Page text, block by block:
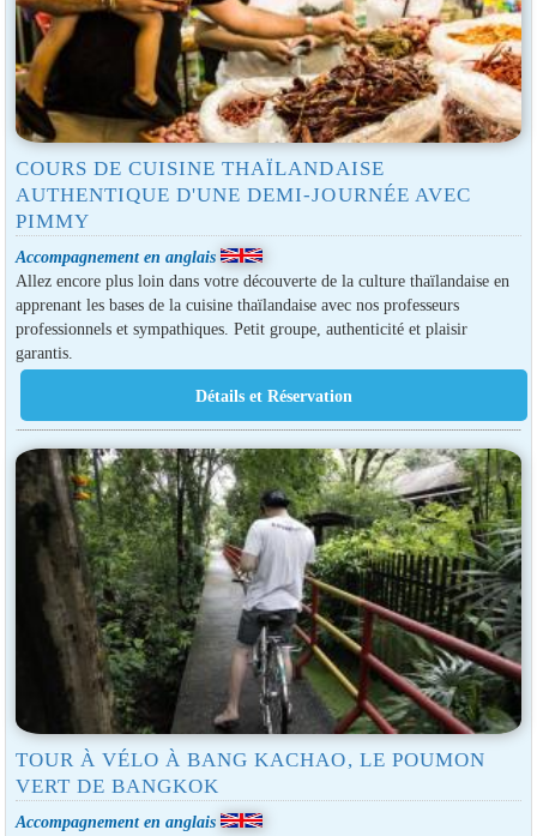
COURS DE CUISINE THAÏLANDAISE
AUTHENTIQUE D'UNE DEMI-JOURNÉE AVEC
PIMMY
Accompagnement en anglais
Allez encore plus loin dans votre découverte de la culture thaïlandaise en
apprenant les bases de la cuisine thaïlandaise avec nos professeurs
professionnels et sympathiques. Petit groupe, authenticité et plaisir
garantis.
TOUR À VÉLO À BANG KACHAO, LE POUMON
VERT DE BANGKOK
Accompagnement en anglais